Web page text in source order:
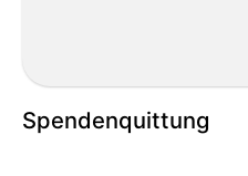
Spendenquittung